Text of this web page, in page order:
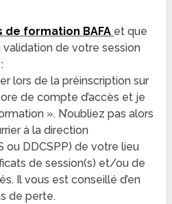
de formation BAFA et que
de votre session
lors de la préinscription sur
de compte d’accès et je
». N’oubliez pas alors
à la direction
ou DDCSPP) de votre lieu
de session(s) et/ou de
Il vous est conseillé d’en
de perte.